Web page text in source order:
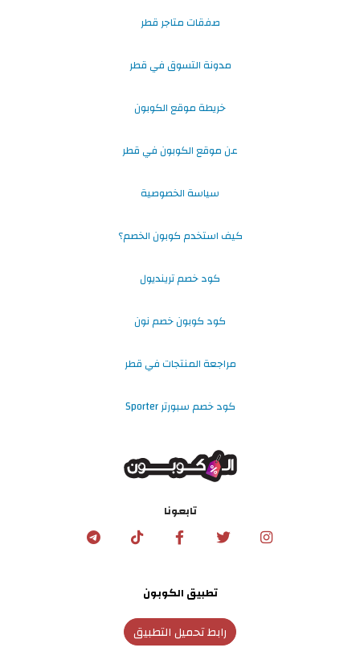
صفقات متاجر قطر
مدونة التسوق في قطر
خريطة موقع الكوبون
عن موقع الكوبون في قطر
سياسة الخصوصية
كيف استخدم كوبون الخصم؟
كود خصم ترينديول
كود كوبون خصم نون
مراجعة المنتجات في قطر
كود خصم سبورتر Sporter
تابعونا
تطبيق الكوبون
رابط تحميل التطبيق